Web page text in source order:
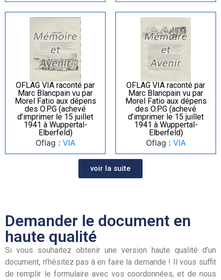
OFLAG VIA raconté par
Marc Blancpain vu par
Morel Fatio aux dépens
des O.P.G (achevé
d’imprimer le 15 juillet
1941 à Wuppertal-
Elberfeld)
Oflag : VIA
OFLAG VIA raconté par
Marc Blancpain vu par
Morel Fatio aux dépens
des O.P.G (achevé
d’imprimer le 15 juillet
1941 à Wuppertal-
Elberfeld)
Oflag : VIA
voir la suite
Demander le document en
haute qualité
Si vous souhaitez obtenir une version haute qualité d’un
document, n’hésitez pas à en faire la demande ! Il vous suffit
de remplir le formulaire avec vos coordonnées, et de nous